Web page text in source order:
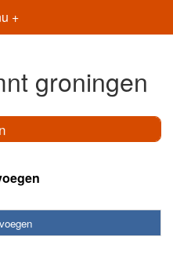
+
groningen